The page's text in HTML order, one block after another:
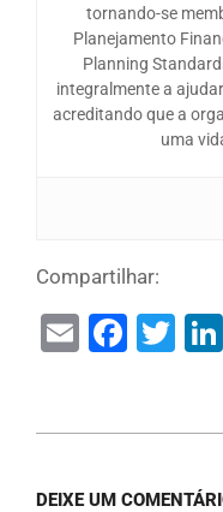
tornando-se
Planejamento
Planning
integralmente a
acreditando que a
uma
Compartilhar:
Email
DEIXE UM